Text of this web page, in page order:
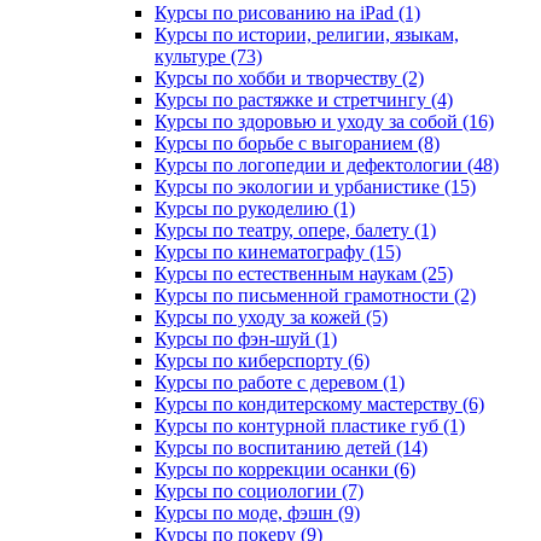
Курсы по рисованию на iPad (1)
Курсы по истории, религии, языкам,
культуре (73)
Курсы по хобби и творчеству (2)
Курсы по растяжке и стретчингу (4)
Курсы по здоровью и уходу за собой (16)
Курсы по борьбе с выгоранием (8)
Курсы по логопедии и дефектологии (48)
Курсы по экологии и урбанистике (15)
Курсы по рукоделию (1)
Курсы по театру, опере, балету (1)
Курсы по кинематографу (15)
Курсы по естественным наукам (25)
Курсы по письменной грамотности (2)
Курсы по уходу за кожей (5)
Курсы по фэн-шуй (1)
Курсы по киберспорту (6)
Курсы по работе с деревом (1)
Курсы по кондитерскому мастерству (6)
Курсы по контурной пластике губ (1)
Курсы по воспитанию детей (14)
Курсы по коррекции осанки (6)
Курсы по социологии (7)
Курсы по моде, фэшн (9)
Курсы по покеру (9)